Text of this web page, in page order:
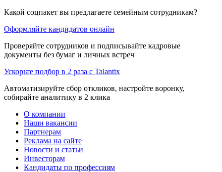
Какой соцпакет вы предлагаете семейным сотрудникам?
Оформляйте кандидатов онлайн
Проверяйте сотрудников и подписывайте кадровые
документы без бумаг и личных встреч
Ускорьте подбор в 2 раза с Talantix
Автоматизируйте сбор откликов, настройте воронку,
собирайте аналитику в 2 клика
О компании
Наши вакансии
Партнерам
Реклама на сайте
Новости и статьи
Инвесторам
Кандидаты по профессиям